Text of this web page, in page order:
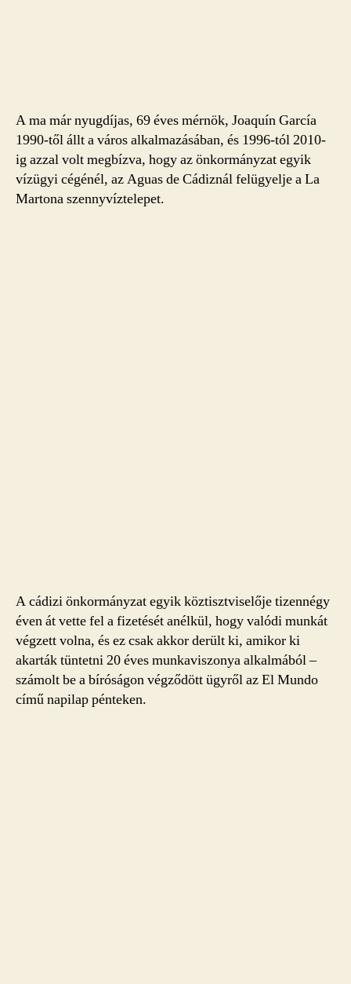
A ma már nyugdíjas, 69 éves mérnök, Joaquín García
1990-től állt a város alkalmazásában, és 1996-tól 2010-
ig azzal volt megbízva, hogy az önkormányzat egyik
vízügyi cégénél, az Aguas de Cádiznál felügyelje a La
Martona szennyvíztelepet.
A cádizi önkormányzat egyik köztisztviselője tizennégy
éven át vette fel a fizetését anélkül, hogy valódi munkát
végzett volna, és ez csak akkor derült ki, amikor ki
akarták tüntetni 20 éves munkaviszonya alkalmából –
számolt be a bíróságon végződött ügyről az El Mundo
című napilap pénteken.